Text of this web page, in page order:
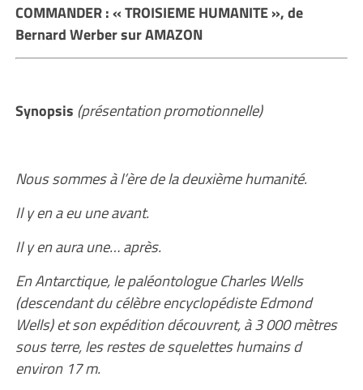
COMMANDER : « TROISIEME HUMANITE », de
Bernard Werber sur AMAZON
Synopsis (présentation promotionnelle)
Nous sommes à l’ère de la deuxième humanité.
Il y en a eu une avant.
Il y en aura une… après.
En Antarctique, le paléontologue Charles Wells
(descendant du célèbre encyclopédiste Edmond
Wells) et son expédition découvrent, à 3 000 mètres
sous terre, les restes de squelettes humains d
environ 17 m.